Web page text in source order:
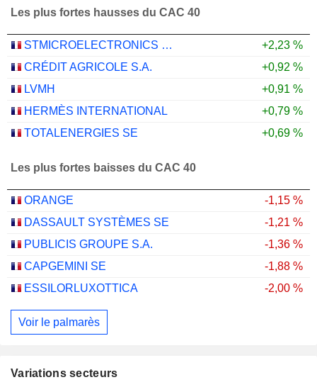
Les plus fortes hausses du CAC 40
STMICROELECTRONICS N.V.
+2,23 %
CRÉDIT AGRICOLE S.A.
+0,92 %
LVMH
+0,91 %
HERMÈS INTERNATIONAL
+0,79 %
TOTALENERGIES SE
+0,69 %
Les plus fortes baisses du CAC 40
ORANGE
-1,15 %
DASSAULT SYSTÈMES SE
-1,21 %
PUBLICIS GROUPE S.A.
-1,36 %
CAPGEMINI SE
-1,88 %
ESSILORLUXOTTICA
-2,00 %
Voir le palmarès
Variations secteurs